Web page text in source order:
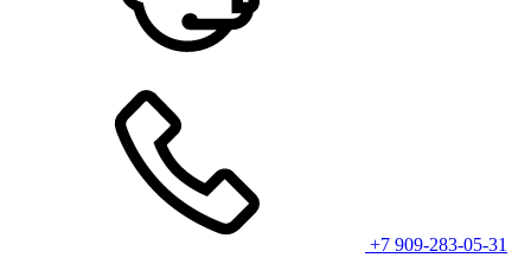
+7 909-283-05-31